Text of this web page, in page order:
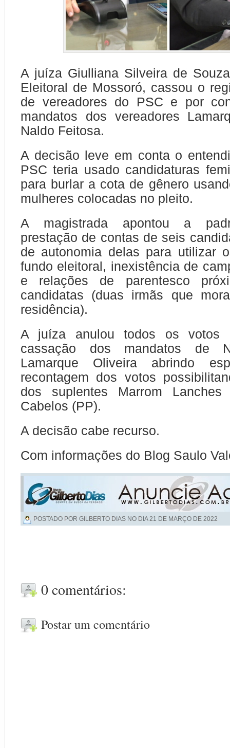
A juíza Giulliana Silveira de
Eleitoral de Mossoró, cassou o
de vereadores do PSC e por
mandatos dos vereadores
Naldo Feitosa.
A decisão leve em conta o
PSC teria usado candidaturas
para burlar a cota de gênero
mulheres colocadas no pleito.
A magistrada apontou a
prestação de contas de seis
de autonomia delas para utilizar
fundo eleitoral, inexistência de
e relações de parentesco
candidatas (duas irmãs que
residência).
A juíza anulou todos os
cassação dos mandatos de
Lamarque Oliveira abrindo
recontagem dos votos
dos suplentes Marrom
Cabelos (PP).
A decisão cabe recurso.
Com informações do Blog Saulo
POSTADO POR GILBERTO DIAS NO DIA21 DE MARÇO DE 2022
0 comentários:
Postar um comentário